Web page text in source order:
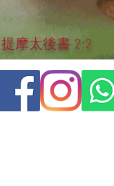
摩太後書 2:2